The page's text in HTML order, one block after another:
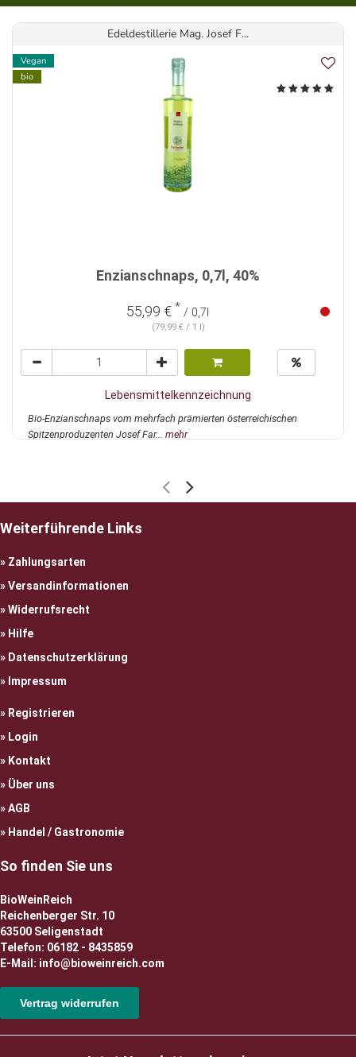
Edeldestillerie Mag. Josef F...
Vegan
bio
Enzianschnaps, 0,7l, 40%
55,99 € * / 0,7l
(79,99 € / 1 l)
Lebensmittelkennzeichnung
Bio-Enzianschnaps vom mehrfach prämierten österreichischen
Spitzenproduzenten Josef Far... mehr
Weiterführende Links
Zahlungsarten
Versandinformationen
Widerrufsrecht
Hilfe
Datenschutzerklärung
Impressum
Registrieren
Login
Kontakt
Über uns
AGB
Handel / Gastronomie
So finden Sie uns
BioWeinReich
Reichenberger Str. 10
63500 Seligenstadt
Telefon: 06182 - 8435859
E-Mail: info@bioweinreich.com
Vertrag widerrufen